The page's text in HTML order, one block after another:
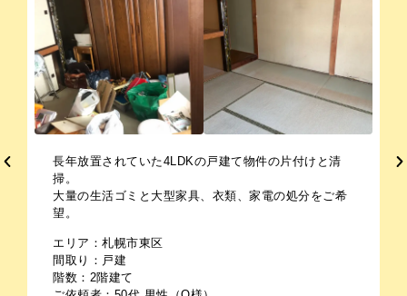
長年放置されていた4LDKの戸建て物件の片付けと清
掃。
大量の生活ゴミと大型家具、衣類、家電の処分をご希
望。
エリア：札幌市東区
間取り：戸建
階数：2階建て